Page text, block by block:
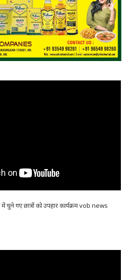
में चुने गए छात्रों को उपहार कार्यक्रम vob news